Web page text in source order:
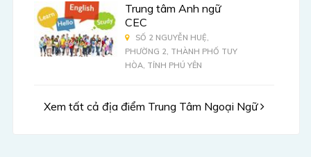
Trung tâm Anh ngữ
CEC
SỐ 2 NGUYỄN HUỆ,
PHƯỜNG 2, THÀNH PHỐ TUY
HÒA, TỈNH PHÚ YÊN
Xem tất cả địa điểm Trung Tâm Ngoại Ngữ